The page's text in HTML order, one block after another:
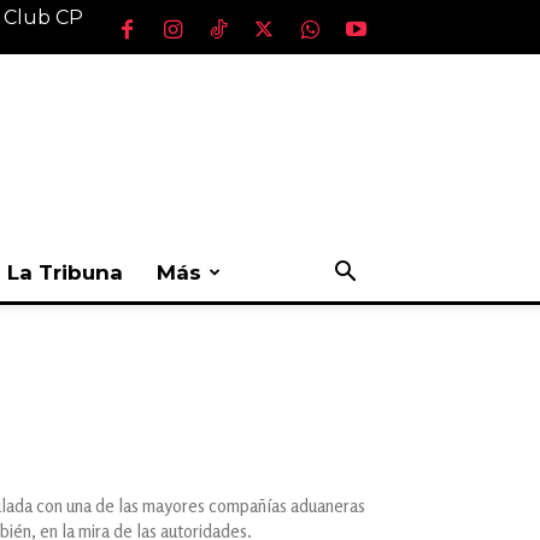
CP
La Tribuna Más
con una de las mayores compañías aduaneras
en la mira de las autoridades.